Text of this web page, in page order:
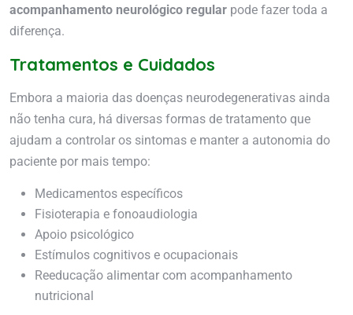
acompanhamento neurológico regular pode fazer toda a
diferença.
Tratamentos e Cuidados
Embora a maioria das doenças neurodegenerativas ainda
não tenha cura, há diversas formas de tratamento que
ajudam a controlar os sintomas e manter a autonomia do
paciente por mais tempo:
Medicamentos específicos
Fisioterapia e fonoaudiologia
Apoio psicológico
Estímulos cognitivos e ocupacionais
Reeducação alimentar com acompanhamento
nutricional